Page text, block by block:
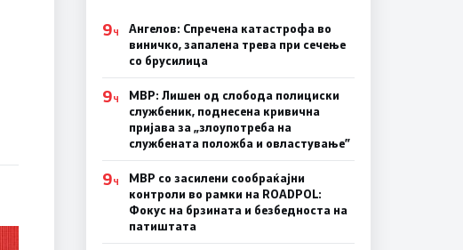
9Ч
Ангелов: Спречена катастрофа во
виничко, запалена трева при сечење
со брусилица
9Ч
МВР: Лишен од слобода полициски
службеник, поднесена кривична
пријава за „злоупотреба на
службената положба и овластување”
9Ч
МВР со засилени сообраќајни
контроли во рамки на ROADPOL:
Фокус на брзината и безбедноста на
патиштата